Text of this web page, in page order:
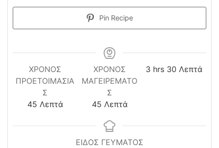
Pin Recipe
ΧΡΌΝΟΣ
ΠΡΟΕΤΟΙΜΑΣΊΑ
Σ
45minutes
Λεπτά
ΧΡΟΝΟΣ
ΜΑΓΕΙΡΕΜΑΤΟ
Σ
45minutes
Λεπτά
3 hours
hrs 30 minutes
Λεπτά
ΕΙΔΟΣ ΓΕΥΜΑΤΟΣ